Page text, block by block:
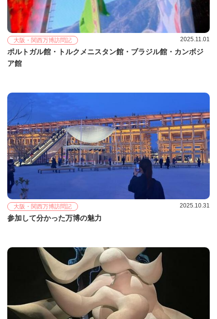
大阪・関西万博訪問記 2025.11.01
ポルトガル館・トルクメニスタン館・ブラジル館・カンボジ
ア館
大阪・関西万博訪問記 2025.10.31
参加して分かった万博の魅力